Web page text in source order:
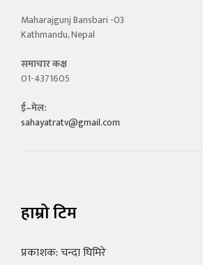
Maharajgunj Bansbari -03
Kathmandu, Nepal
समाचार कक्ष
01-4371605
ई–मेल:
sahayatratv@gmail.com
हाम्रो टिम
प्रकाशक: चन्दा घिमिरे